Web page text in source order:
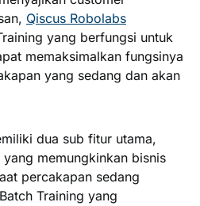
Qiscus Robolabs
yang berfungsi untuk
memaksimalkan fungsinya
yang sedang dan akan
dua sub fitur utama,
memungkinkan bisnis
percakapan sedang
Training yang